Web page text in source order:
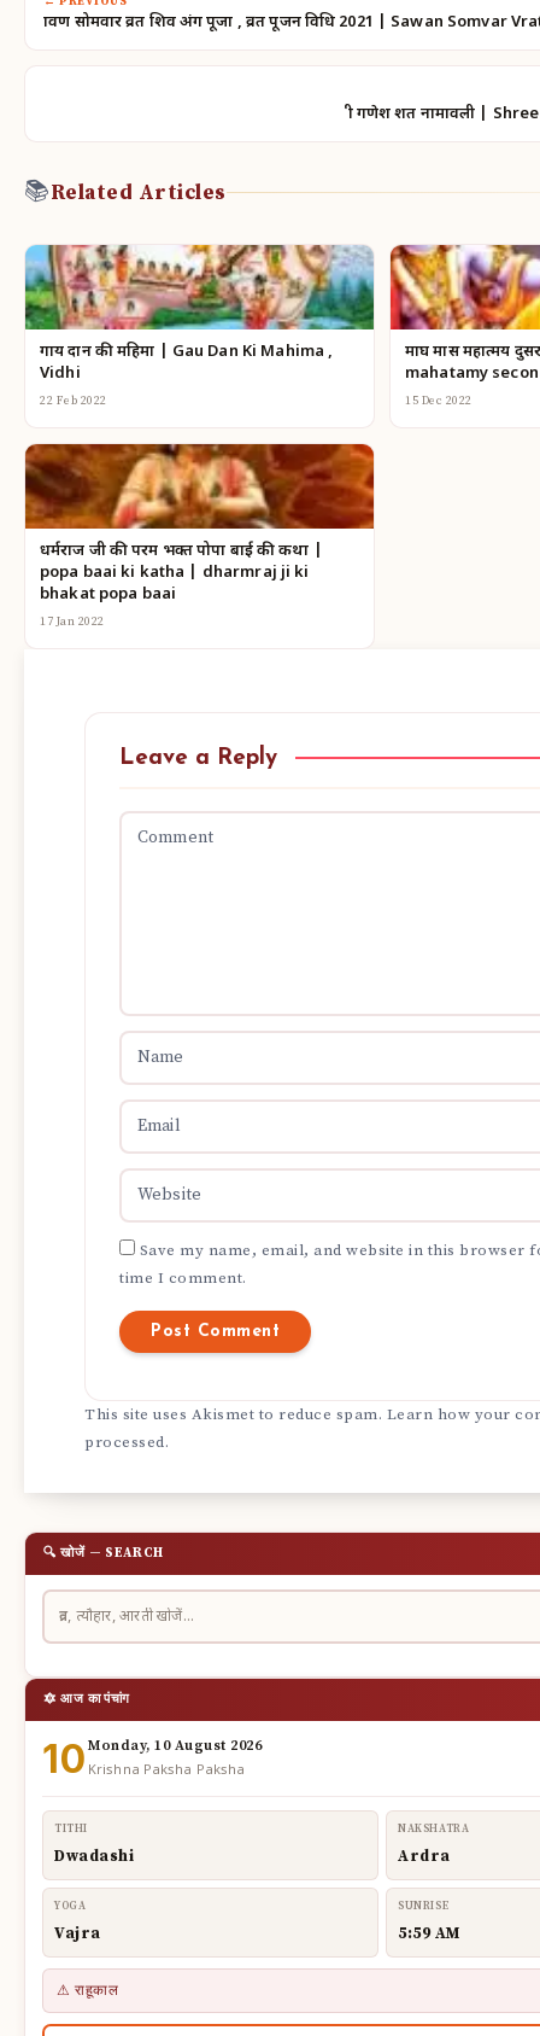
श्रावण सोमवार व्रत शिव अंग पूजा , व्रत पूजन विधि 2021 | Sawan Somvar
श्री गणेश शत नामावली |
📚Related Articles
गाय दान की महिमा | Gau Dan Ki Mahima ,
Vidhi
22 Feb 2022
माघ मास महात्मय
mahatamy
15 Dec 2022
धर्मराज जी की परम भक्त पोपा बाई की कथा |
popa baai ki katha | dharmraj ji ki
bhakat popa baai
17 Jan 2022
Leave a Reply
Save my name, email, and website in this browser
time I comment.
This site uses Akismet to reduce spam. Learn how your
processed.
🔍 खोजें — SEARCH
🔯 आज का पंचांग
10 Monday, 10 August 2026
Krishna Paksha Paksha
TITHI
Dwadashi
NAKSHATRA
Ardra
YOGA
Vajra
SUNRISE
5:59 AM
⚠ राहूकाल